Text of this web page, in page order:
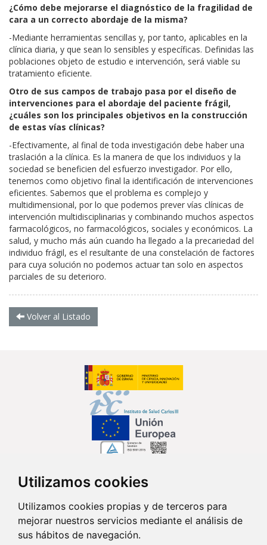
Utilizamos cookies
Utilizamos cookies propias y de terceros para
mejorar nuestros servicios mediante el análisis de
sus hábitos de navegación.
¿Cómo debe mejorarse el diagnóstico de la fragilidad de
cara a un correcto abordaje de la misma?
-Mediante herramientas sencillas y, por tanto, aplicables en la
clínica diaria, y que sean lo sensibles y específicas. Definidas las
poblaciones objeto de estudio e intervención, será viable su
tratamiento eficiente.
Otro de sus campos de trabajo pasa por el diseño de
intervenciones para el abordaje del paciente frágil,
¿cuáles son los principales objetivos en la construcción
de estas vías clínicas?
-Efectivamente, al final de toda investigación debe haber una
traslación a la clínica. Es la manera de que los individuos y la
sociedad se beneficien del esfuerzo investigador. Por ello,
tenemos como objetivo final la identificación de intervenciones
eficientes. Sabemos que el problema es complejo y
multidimensional, por lo que podemos prever vías clínicas de
intervención multidisciplinarias y combinando muchos aspectos
farmacológicos, no farmacológicos, sociales y económicos. La
salud, y mucho más aún cuando ha llegado a la precariedad del
individuo frágil, es el resultante de una constelación de factores
para cuya solución no podemos actuar tan solo en aspectos
parciales de su deterioro.
Volver al Listado
Síguenos en...
Contacto